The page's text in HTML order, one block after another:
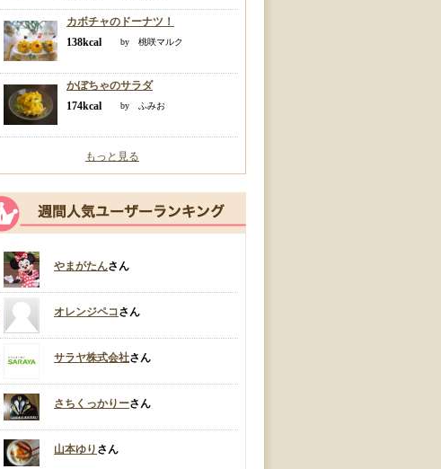
カボチャのドーナツ！
138kcal
by 桃咲マルク
かぼちゃのサラダ
174kcal
by ふみお
もっと見る
やまがたんさん
オレンジペコさん
サラヤ株式会社さん
さちくっかりーさん
山本ゆり さん